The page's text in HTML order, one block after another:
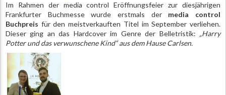
Im Rahmen der media control Eröffnungsfeier zur diesjährigen
Frankfurter Buchmesse wurde erstmals der media control
Buchpreis für den meistverkauften Titel im September verliehen.
Dieser ging an das Hardcover im Genre der Belletristik: „Harry
Potter und das verwunschene Kind“ aus dem Hause Carlsen.